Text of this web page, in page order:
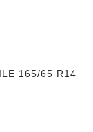
165/65 R14